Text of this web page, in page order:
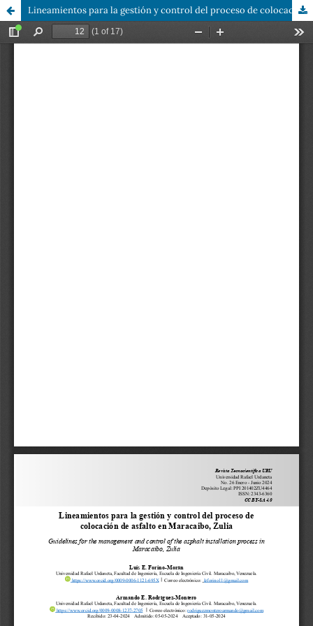
Lineamientos para la gestión y control del proceso de colocación de asfalto en Maracaibo, Zulia